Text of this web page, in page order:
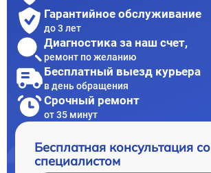
Гарантийное обслуживание
до 3 лет
Диагностика за наш счет,
ремонт по желанию
Бесплатный выезд курьера
в день обращения
Срочный ремонт
от 35 минут
Бесплатная консультация со
специалистом